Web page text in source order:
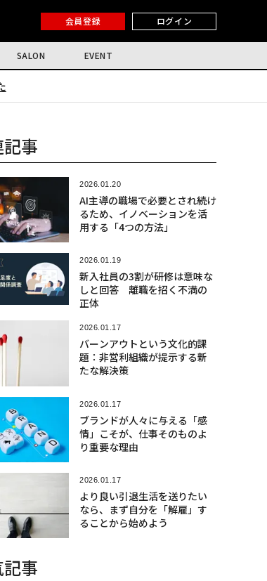
会員登録 ログイン
SALON EVENT
事
2026.01.20
AI主導の職場で必要とされ続け
るため、イノベーションを活
用する「4つの方法」
2026.01.19
新入社員の3割が研修は意味な
しと回答 離職を招く不満の
正体
2026.01.17
バーンアウトという文化的課
題：非営利組織が提示する新
たな解決策
2026.01.17
ブランドが人々に与える「感
情」こそが、仕事そのものよ
り重要な理由
2026.01.17
より良い引退生活を送りたい
なら、まず自分を「解雇」す
ることから始めよう
事